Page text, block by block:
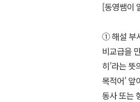
[동영쌤이
① 해설 부
비교급을
히’라는
목적어’
동사 또는